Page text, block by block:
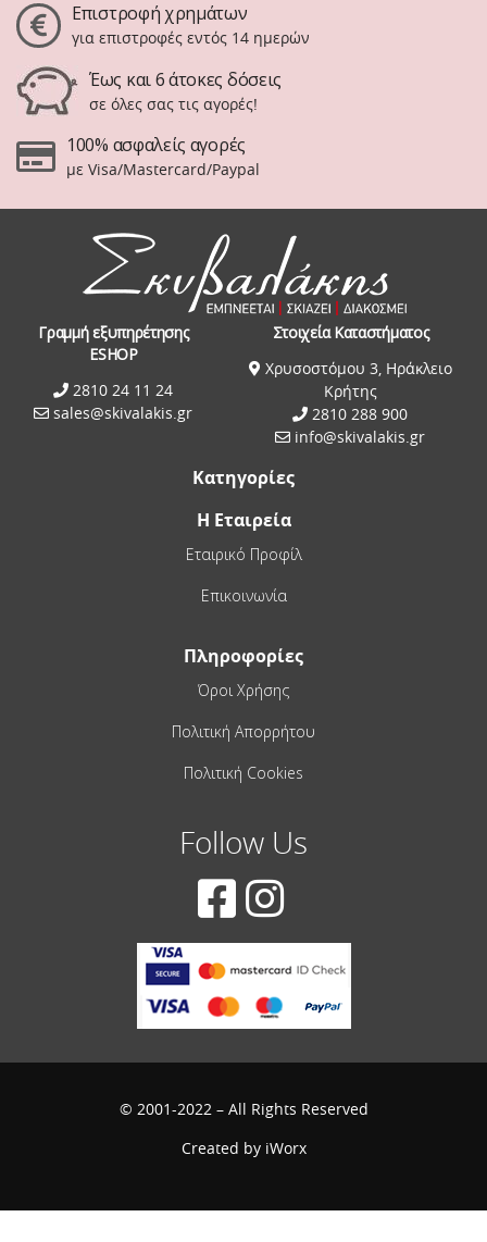
Επιστροφή χρημάτων
για επιστροφές εντός 14 ημερών
Έως και 6 άτοκες δόσεις
σε όλες σας τις αγορές!
100% ασφαλείς αγορές
με Visa/Mastercard/Paypal
Γραμμή εξυπηρέτησης
ESHOP
2810 24 11 24
sales@skivalakis.gr
Στοιχεία Καταστήματος
Χρυσοστόμου 3, Ηράκλειο
Κρήτης
2810 288 900
info@skivalakis.gr
Κατηγορίες
Η Εταιρεία
Εταιρικό Προφίλ
Επικοινωνία
Πληροφορίες
Όροι Χρήσης
Πολιτική Απορρήτου
Πολιτική Cookies
Follow Us
© 2001-2022 – All Rights Reserved
Created by iWorx